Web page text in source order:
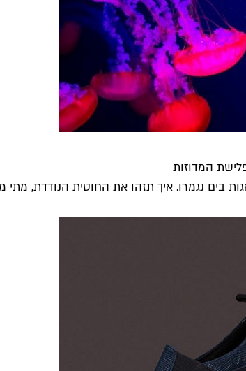
המדוזות
בים נגמרו. איך תזהו את החוטית הנודדת, מתי